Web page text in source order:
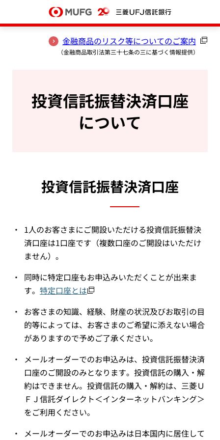
金融商品のリスク等についてのご案内
（金融商品取引法第三十七条の三に基づく情報提供）
投資信託振替決済口座
について
投資信託振替決済口座
・
1人のお客さまにご開設いただける投資信託振替決
済口座は1口座です（複数口座のご開設はいただけ
ません）。
・
同時に特定口座もお申込みいただくことが出来ま
す。 特定口座とは
・
お客さまの知識、経験、財産の状況及びお取引の目
的等によっては、お客さまのご希望に添えない場合
がありますので予めご了承ください。
・
メールオーダーでのお申込みは、投資信託振替決済
口座のご開設のみとなります。投資信託の購入・解
約はできません。 投資信託の購入・解約は、三菱Ｕ
ＦＪ信託ダイレクト＜インターネットバンキング＞
をご利用ください。
・
メールオーダーでのお申込みは日本国内に居住して